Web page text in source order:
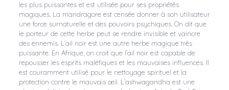
les plus puissantes et est utilisée pour ses propriétés
magiques. La mandragore est censée donner à son utilisateur
une force surnaturelle et des pouvoirs psychiques. On dit que
le porteur de cette herbe peut se rendre invisible et vaincre
des ennemis. L’ail noir est une autre herbe magique très
puissante. En Afrique, on croit que l’ail noir est capable de
repousser les esprits maléfiques et les mauvaises influences. Il
est couramment utilisé pour le nettoyage spirituel et la
protection contre le mauvais œil. L’ashwagandha est une